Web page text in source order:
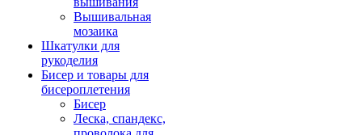
Вышивальная
мозаика
Шкатулки для
рукоделия
Бисер и товары для
бисероплетения
Бисер
Леска, спандекс,